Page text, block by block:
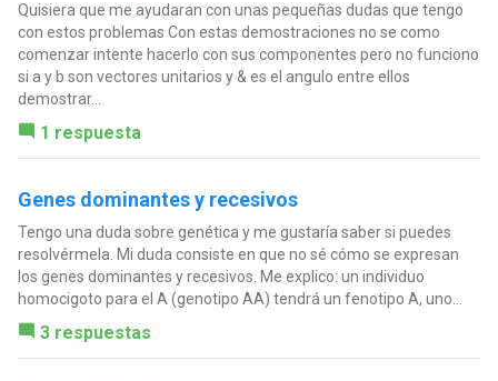
Quisiera que me ayudaran con unas pequeñas dudas que tengo
con estos problemas Con estas demostraciones no se como
comenzar intente hacerlo con sus componentes pero no funciono
si a y b son vectores unitarios y & es el angulo entre ellos
demostrar...
1 respuesta
Genes dominantes y recesivos
Tengo una duda sobre genética y me gustaría saber si puedes
resolvérmela. Mi duda consiste en que no sé cómo se expresan
los genes dominantes y recesivos. Me explico: un individuo
homocigoto para el A (genotipo AA) tendrá un fenotipo A, uno...
3 respuestas